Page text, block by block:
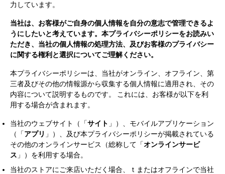
す
力しています。
当社は、お客様がご自身の個人情報を自分の意志で管理できるよ
うにしたいと考えています。本プライバシーポリシーをお読みい
ただき、当社の個人情報の処理方法、及びお客様のプライバシー
に関する権利と選択についてご理解ください。
本プライバシーポリシーは、当社がオンライン、オフライン、第
三者及びその他の情報源から収集する個人情報に適用され、その
内容について説明するものです。 これには、お客様が以下を利
用する場合が含まれます。
当社のウェブサイト（「サイト 」）、モバイルアプリケーション
（「アプリ 」）、及び本プライバシーポリシーが掲載されている
その他のオンラインサービス（総称して「オンラインサービ
ス 」）を利用する場合。
当社のストアにご来店いただく場合、ｔまたはオフラインで当社